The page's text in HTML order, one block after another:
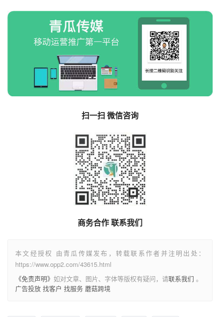
扫一扫 微信咨询
商务合作 联系我们
本文经授权 由青瓜传媒发布，转载联系作者并注明出处：
https://www.opp2.com/43615.html
《免责声明》 如对文章、图片、字体等版权有疑问，请联系我们 。
广告投放 找客户 找服务 蘑菇跨境